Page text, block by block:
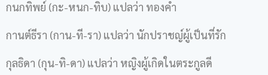
กนกทิพย์ (กะ-หนก-ทิบ) แปลว่า ทองคำ
กานต์ธีรา (กาน-ที-รา) แปลว่า นักปราชญ์ผู้เป็นที่รัก
กุลธิดา (กุน-ทิ-ดา) แปลว่า หญิงผู้เกิดในตระกูลดี